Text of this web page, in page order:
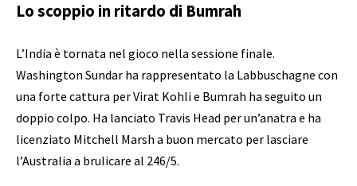
Lo scoppio in ritardo di Bumrah
L’India è tornata nel gioco nella sessione finale.
Washington Sundar ha rappresentato la Labbuschagne con
una forte cattura per Virat Kohli e Bumrah ha seguito un
doppio colpo. Ha lanciato Travis Head per un’anatra e ha
licenziato Mitchell Marsh a buon mercato per lasciare
l’Australia a brulicare al 246/5.